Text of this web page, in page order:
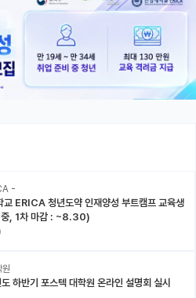
-
ERICA 청년도약 인재양성 부트캠프 교육생
중, 1차 마감 : ~8.30)
하반기 포스텍 대학원 온라인 설명회 실시